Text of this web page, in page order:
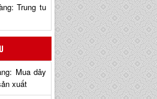
Trung tu
Mua dây
xuất